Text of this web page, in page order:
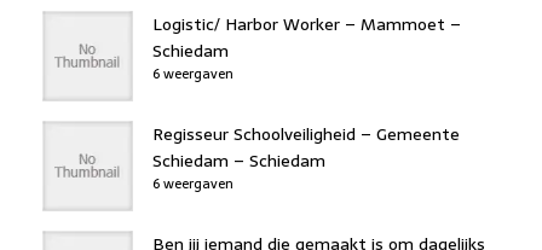
Logistic/ Harbor Worker – Mammoet –
Schiedam
6 weergaven
Regisseur Schoolveiligheid – Gemeente
Schiedam – Schiedam
6 weergaven
Ben jij iemand die gemaakt is om dagelijks